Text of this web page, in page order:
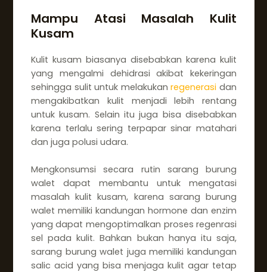
Mampu Atasi Masalah Kulit
Kusam
Kulit kusam biasanya disebabkan karena kulit
yang mengalmi dehidrasi akibat kekeringan
sehingga sulit untuk melakukanregenerasi dan
mengakibatkan kulit menjadi lebih rentang
untuk kusam. Selain itu juga bisa disebabkan
karena terlalu sering terpapar sinar matahari
dan juga polusi udara.
Mengkonsumsi secara rutin sarang burung
walet dapat membantu untuk mengatasi
masalah kulit kusam, karena sarang burung
walet memiliki kandungan hormone dan enzim
yang dapat mengoptimalkan proses regenrasi
sel pada kulit. Bahkan bukan hanya itu saja,
sarang burung walet juga memiliki kandungan
salic acid yang bisa menjaga kulit agar tetap